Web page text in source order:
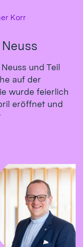
Korr:
und Teil
auf der
wurde feierlich
eröffnet und